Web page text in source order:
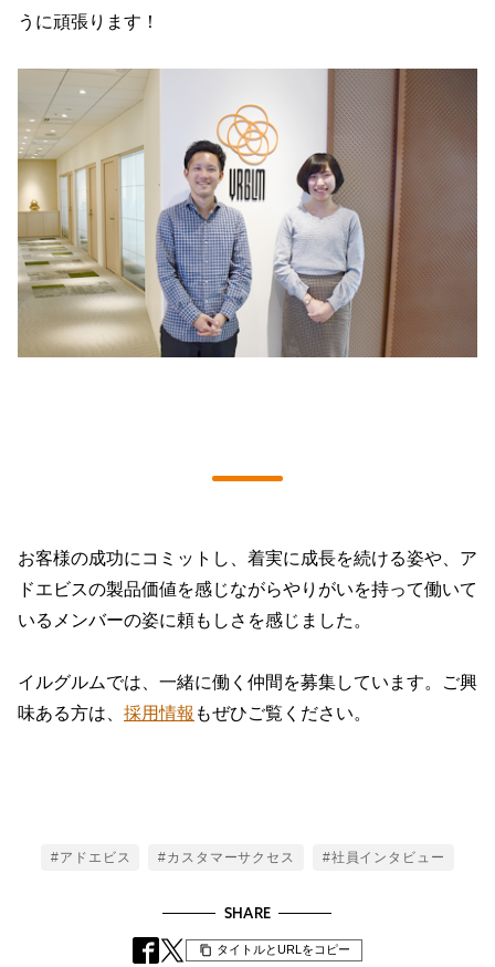
うに頑張ります！
お客様の成功にコミットし、着実に成長を続ける姿や、ア
ドエビスの製品価値を感じながらやりがいを持って働いて
いるメンバーの姿に頼もしさを感じました。
イルグルムでは、一緒に働く仲間を募集しています。ご興
味ある方は、 採用情報 もぜひご覧ください。
Tags#アドエビス #カスタマーサクセス #社員インタビュー
SHARE
タイトルとURLをコピー